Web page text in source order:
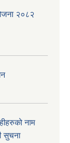
२०८२
नाम
सुचना